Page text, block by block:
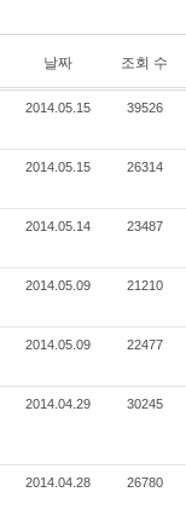
날짜 조회 수
2014.05.15 39526
2014.05.15 26314
2014.05.14 23487
2014.05.09 21210
2014.05.09 22477
2014.04.29 30245
2014.04.28 26780